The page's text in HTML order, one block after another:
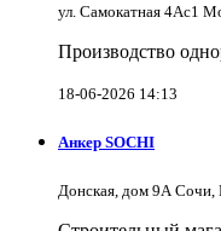
ул. Самокатная 4Ас1
Производство
18-06-2026 14:13
Анкер SOCHI
Донская, дом 9А Сочи,